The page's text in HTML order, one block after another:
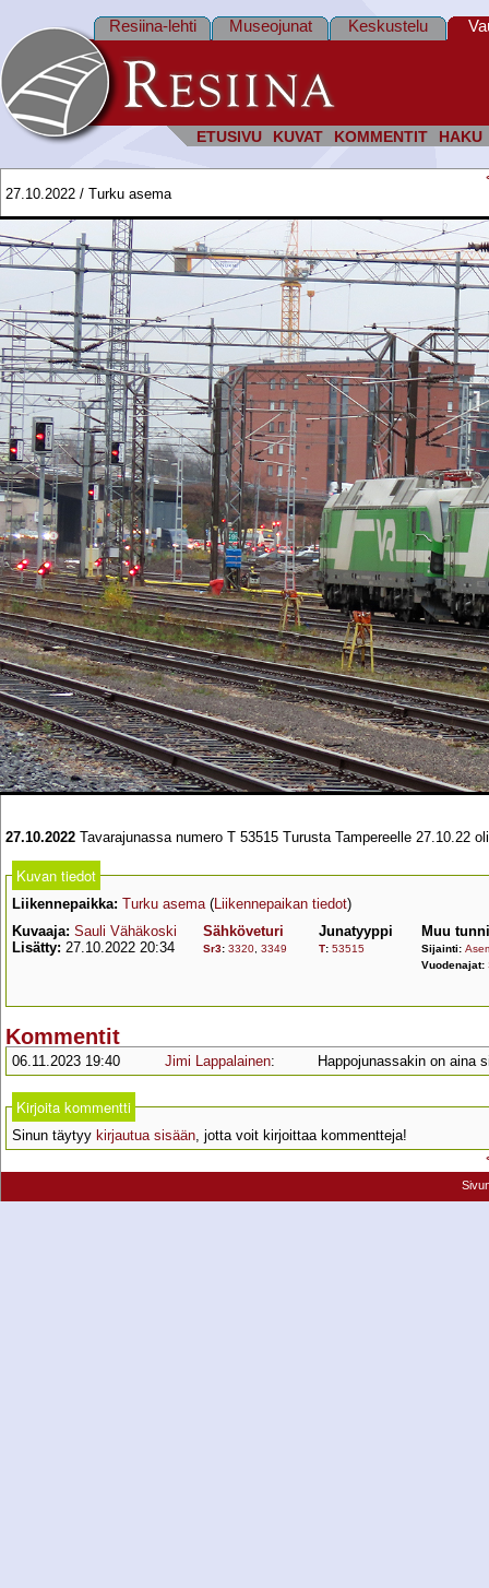
ETUSIVU KUVAT KOMMENTIT HAKU
Resiina-lehti Museojunat Keskustelu
27.10.2022 / Turku asema
27.10.2022 Tavarajunassa numero T 53515 Turusta Tampereelle 27.10.22
Kuvan tiedot
Liikennepaikka: Turku asema (Liikennepaikan tiedot)
Kuvaaja: Sauli Vähäkoski
Lisätty: 27.10.2022 20:34
Sähköveturi
Sr3: 3320 3349
Junatyyppi
T: 53515
Muu
Sijainti:
Vuodenajat:
Kommentit
06.11.2023 19:40 Jimi Lappalainen: Happojunassakin on aina
Kirjoita kommentti
Sinun täytyy kirjautua sisään , jotta voit kirjoittaa kommentteja!